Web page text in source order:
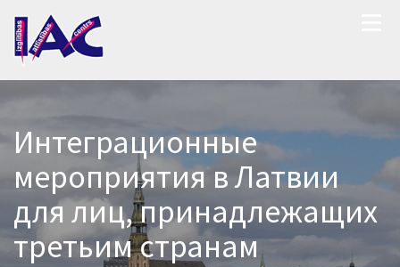
Интеграционные
мероприятия в Латвии
для лиц, принадлежащих
третьим странам